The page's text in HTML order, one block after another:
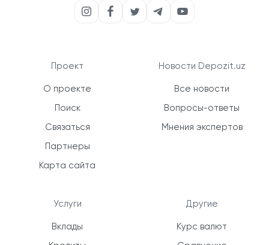
Проект
О проекте
Поиск
Связаться
Партнеры
Карта сайта
Услуги
Вклады
Новости Depozit.uz
Все новости
Вопросы-ответы
Мнения экспертов
Другие
Курс валют